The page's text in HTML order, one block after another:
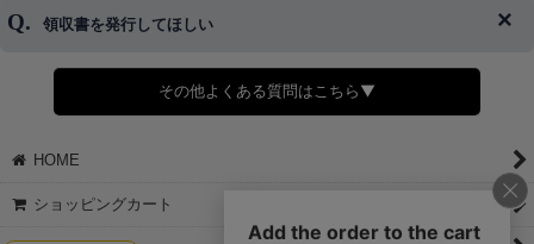
◆商品発送前の変更は承っております。
さい。
領収書を発行してほしい
◆領収書はご希望頂いた場合のみ発行しております。
【これからご注文する場合】
STEP2「お届け先・お支払い」ページにて備考欄に下記の記載をお
願いします。
その他よくある質問はこちら▼
HOME
ショッピングカート